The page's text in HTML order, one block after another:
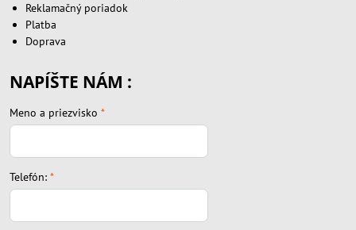
Reklamačný poriadok
Platba
Doprava
NAPÍŠTE NÁM :
Meno a priezvisko *
Telefón: *